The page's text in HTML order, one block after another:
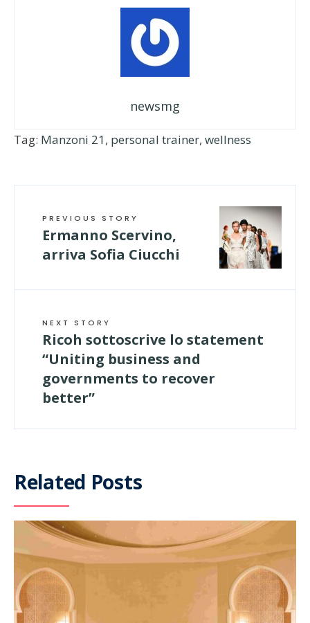
newsmg
Tag: Manzoni 21, personal trainer, wellness
PREVIOUS STORY
Ermanno Scervino,
arriva Sofia Ciucchi
NEXT STORY
Ricoh sottoscrive lo statement
“Uniting business and
governments to recover
better”
Related Posts